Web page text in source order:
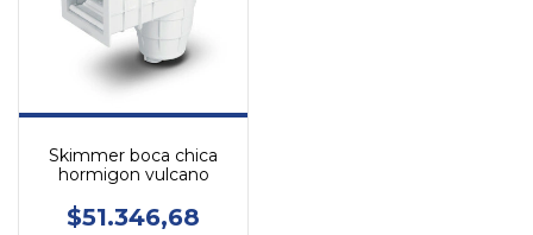
Skimmer boca chica
hormigon vulcano
$51.346,68